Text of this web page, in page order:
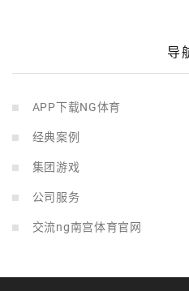
导
APP下载NG体育
经典案例
集团游戏
公司服务
交流ng南宫体育官网